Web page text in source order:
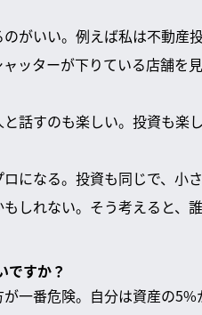
がいい。例えば私は不動産
ッターが下りている店舗を
話すのも楽しい。投資も楽
になる。投資も同じで、小
しれない。そう考えると、
ですか？
一番危険。自分は資産の